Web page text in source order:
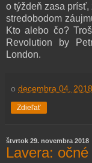
o týždeň zasa
stredobodom
Kto alebo čo?
Revolution by
London.
o decembra 04, 2018
Zdieľať
štvrtok 29. novembra 2018
Lavera: